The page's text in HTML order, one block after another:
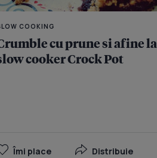
COOKING
cu prune si afine la
cooker Crock Pot
Îmi place Distribuie